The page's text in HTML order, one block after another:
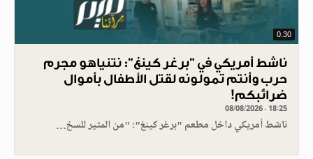
0.30
ناشط أمريكي في "برغر كينغ": نتنياهو مجرم
حرب وأنتم تمولونه لقتل الأطفال بأموال
ضرائبكم!
08/08/2026 - 18:25
ناشط أمريكي داخل مطعم "برغر كينغ": "من المثير للسخ…